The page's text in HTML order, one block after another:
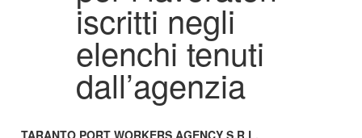
iscritti negli
elenchi tenuti
dall’agenzia
TARANTO PORT WORKERS AGENCY S.R.L.